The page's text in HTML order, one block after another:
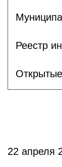
Реестр
22 апреля